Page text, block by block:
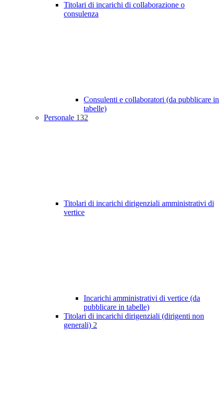
Titolari di incarichi di collaborazione o
consulenza
Consulenti e collaboratori (da pubblicare in
tabelle)
Personale 132
Titolari di incarichi dirigenziali amministrativi di
vertice
Incarichi amministrativi di vertice (da
pubblicare in tabelle)
Titolari di incarichi dirigenziali (dirigenti non
generali) 2